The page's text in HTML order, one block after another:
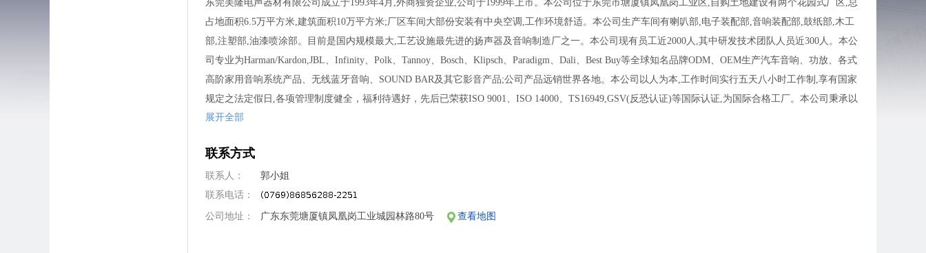
东莞美隆电声器材有限公司成立于1993年4月,外商独资企业,公司于1999年上市。本公司位于东莞市塘厦镇凤凰岗工业区,自购土地建设有两个花园式厂区,总
占地面积6.5万平方米,建筑面积10万平方米;厂区车间大部份安装有中央空调,工作环境舒适。本公司生产车间有喇叭部,电子装配部,音响装配部,鼓纸部,木工
部,注塑部,油漆喷涂部。目前是国内规模最大,工艺设施最先进的扬声器及音响制造厂之一。本公司现有员工近2000人,其中研发技术团队人员近300人。本公
司专业为Harman/Kardon,JBL、Infinity、Polk、Tannoy、Bosch、Klipsch、Paradigm、Dali、Best Buy等全球知名品牌ODM、OEM生产汽车音响、功放、各式
高阶家用音响系统产品、无线蓝牙音响、SOUND BAR及其它影音产品;公司产品远销世界各地。本公司以人为本,工作时间实行五天八小时工作制,享有国家
规定之法定假日,各项管理制度健全，福利待遇好，先后已荣获ISO 9001、ISO 14000、TS16949,GSV(反恐认证)等国际认证,为国际合格工厂。本公司秉承以
人为本,永续发展的理念,欢迎广大有志之士加入本公司!
展开全部
联系方式
联系人：
郭小姐
联系电话：
公司地址： 广东东莞塘厦镇凤凰岗工业城园林路80号 查看地图